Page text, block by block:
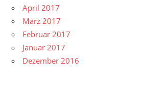
April 2017
März 2017
Februar 2017
Januar 2017
Dezember 2016